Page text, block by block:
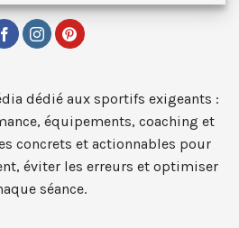
dédié aux sportifs exigeants :
équipements, coaching et
concrets et actionnables pour
éviter les erreurs et optimiser
séance.